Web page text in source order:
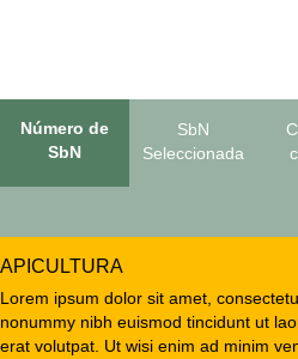
Número de
SbN
SbN
Seleccionada
APICULTURA
Lorem ipsum dolor sit amet,
nonummy nibh euismod tincidunt ut
erat volutpat. Ut wisi enim ad minim